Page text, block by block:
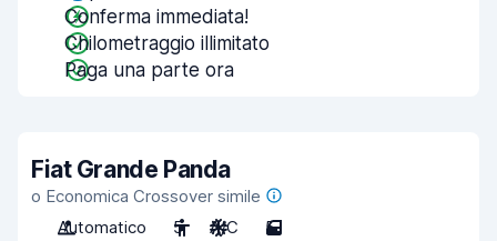
Conferma immediata!
Chilometraggio illimitato
Paga una parte ora
Fiat Grande Panda
o Economica Crossover simile
Automatico
5 A/C 5